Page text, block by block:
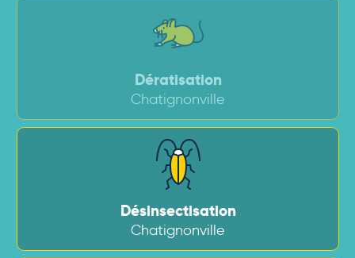
Dératisation
Chatignonville
Désinsectisation
Chatignonville